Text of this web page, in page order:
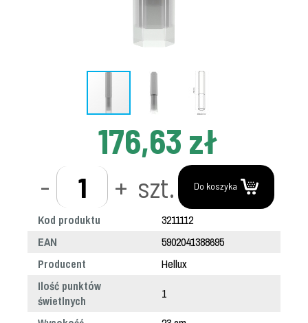
176,63 zł
- + szt. Do koszyka
Kod produktu
3211112
EAN
5902041388695
Producent
Hellux
Ilość punktów
świetlnych
1